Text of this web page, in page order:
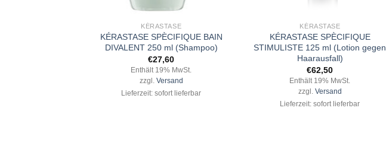
KÉRASTASE
KÉRASTASE SPÈCIFIQUE BAIN
DIVALENT 250 ml (Shampoo)
€27,60
Enthält 19% MwSt.
zzgl. Versand
Lieferzeit: sofort lieferbar
KÉRASTASE
KÉRASTASE SPÈCIFIQUE
STIMULISTE 125 ml (Lotion gegen
Haarausfall)
€62,50
Enthält 19% MwSt.
zzgl. Versand
Lieferzeit: sofort lieferbar